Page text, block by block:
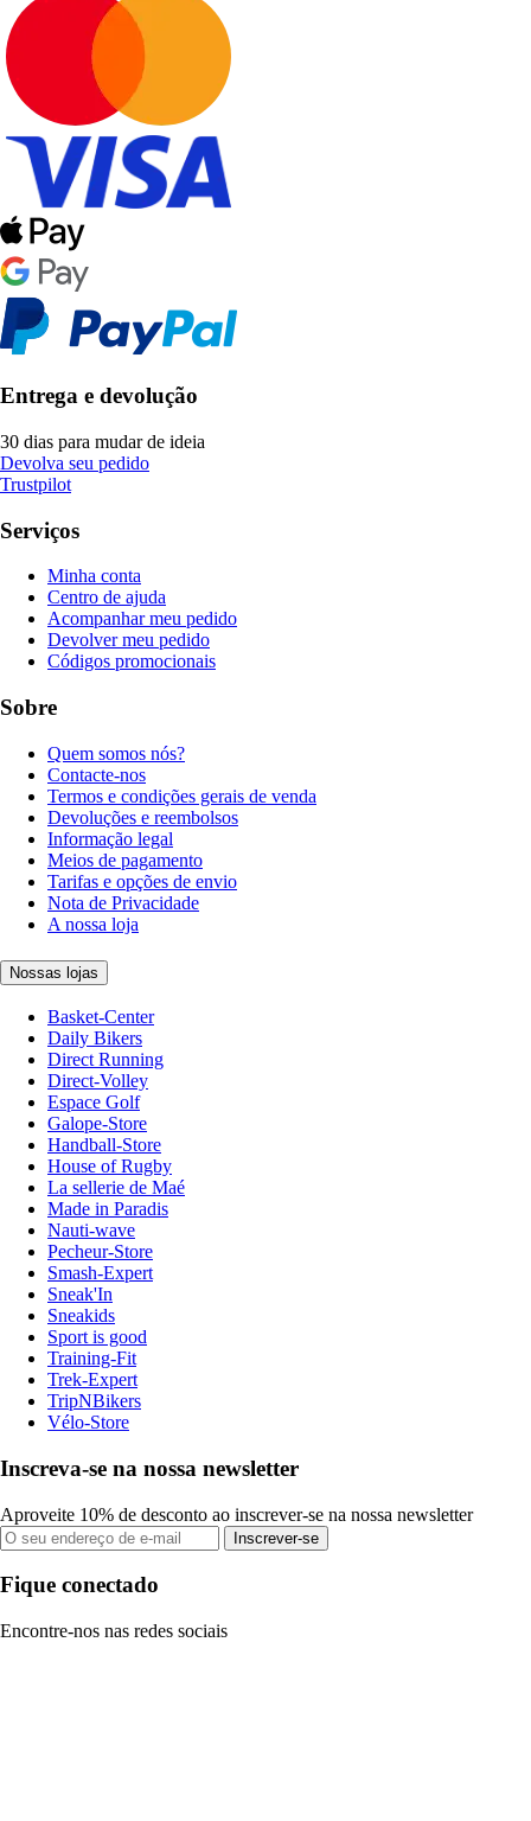
Entrega e devolução
30 dias para mudar de ideia
Devolva seu pedido
Trustpilot
Serviços
Minha conta
Centro de ajuda
Acompanhar meu pedido
Devolver meu pedido
Códigos promocionais
Sobre
Quem somos nós?
Contacte-nos
Termos e condições gerais de venda
Devoluções e reembolsos
Informação legal
Meios de pagamento
Tarifas e opções de envio
Nota de Privacidade
A nossa loja
Nossas lojas
Basket-Center
Daily Bikers
Direct Running
Direct-Volley
Espace Golf
Galope-Store
Handball-Store
House of Rugby
La sellerie de Maé
Made in Paradis
Nauti-wave
Pecheur-Store
Smash-Expert
Sneak'In
Sneakids
Sport is good
Training-Fit
Trek-Expert
TripNBikers
Vélo-Store
Inscreva-se na nossa newsletter
Aproveite 10% de desconto ao inscrever-se na nossa newsletter
Inscrever-se
Fique conectado
Encontre-nos nas redes sociais